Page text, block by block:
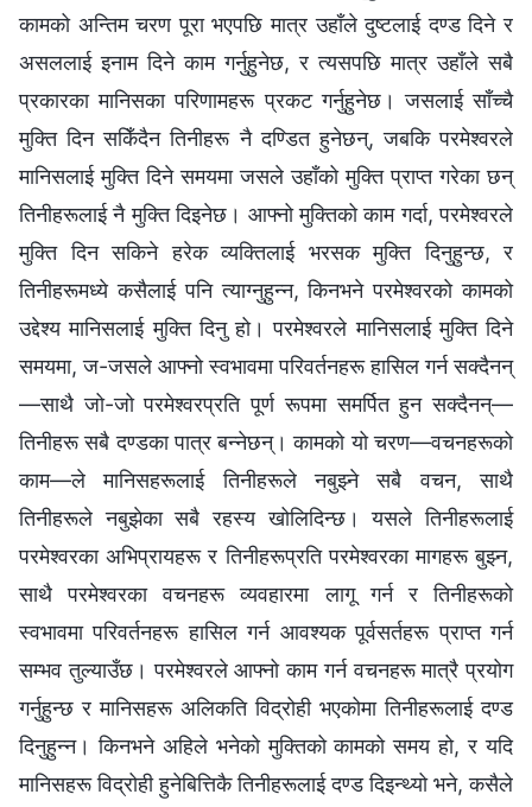
कामको अन्तिम चरण पूरा भएपछि मात्र उहाँले दुष्टलाई दण्ड दिने र
असललाई इनाम दिने काम गर्नुहुनेछ, र त्यसपछि मात्र उहाँले सबै
प्रकारका मानिसका परिणामहरू प्रकट गर्नुहुनेछ। जसलाई साँच्चै
मुक्ति दिन सकिँदैन तिनीहरू नै दण्डित हुनेछन्, जबकि परमेश्‍वरले
मानिसलाई मुक्ति दिने समयमा जसले उहाँको मुक्ति प्राप्त गरेका छन्
तिनीहरूलाई नै मुक्ति दिइनेछ। आफ्नो मुक्तिको काम गर्दा, परमेश्‍वरले
मुक्ति दिन सकिने हरेक व्यक्तिलाई भरसक मुक्ति दिनुहुन्छ, र
तिनीहरूमध्ये कसैलाई पनि त्याग्नुहुन्न, किनभने परमेश्‍वरको कामको
उद्देश्य मानिसलाई मुक्ति दिनु हो। परमेश्‍वरले मानिसलाई मुक्ति दिने
समयमा, ज-जसले आफ्नो स्वभावमा परिवर्तनहरू हासिल गर्न सक्दैनन्
—साथै जो-जो परमेश्‍वरप्रति पूर्ण रूपमा समर्पित हुन सक्दैनन्—
तिनीहरू सबै दण्डका पात्र बन्नेछन्। कामको यो चरण—वचनहरूको
काम—ले मानिसहरूलाई तिनीहरूले नबुझ्ने सबै वचन, साथै
तिनीहरूले नबुझेका सबै रहस्य खोलिदिन्छ। यसले तिनीहरूलाई
परमेश्‍वरका अभिप्रायहरू र तिनीहरूप्रति परमेश्‍वरका मागहरू बुझ्न,
साथै परमेश्‍वरका वचनहरू व्यवहारमा लागू गर्न र तिनीहरूको
स्वभावमा परिवर्तनहरू हासिल गर्न आवश्यक पूर्वसर्तहरू प्राप्त गर्न
सम्भव तुल्याउँछ। परमेश्‍वरले आफ्नो काम गर्न वचनहरू मात्रै प्रयोग
गर्नुहुन्छ र मानिसहरू अलिकति विद्रोही भएकोमा तिनीहरूलाई दण्ड
दिनुहुन्न। किनभने अहिले भनेको मुक्तिको कामको समय हो, र यदि
मानिसहरू विद्रोही हुनेबित्तिकै तिनीहरूलाई दण्ड दिइन्थ्यो भने, कसैले